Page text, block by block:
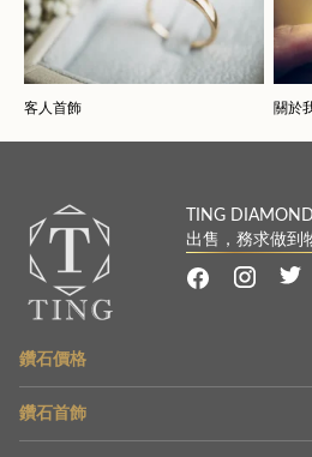
客人首飾 關於
TING
出售，務求做到
鑽石價格
鑽石首飾